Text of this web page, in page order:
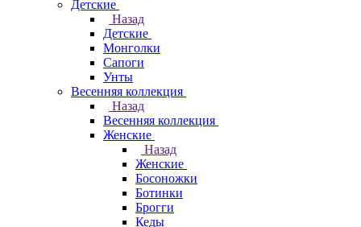
Детские
Назад
Детские
Монголки
Сапоги
Унты
Весенняя коллекция
Назад
Весенняя коллекция
Женские
Назад
Женские
Босоножки
Ботинки
Брогги
Кеды